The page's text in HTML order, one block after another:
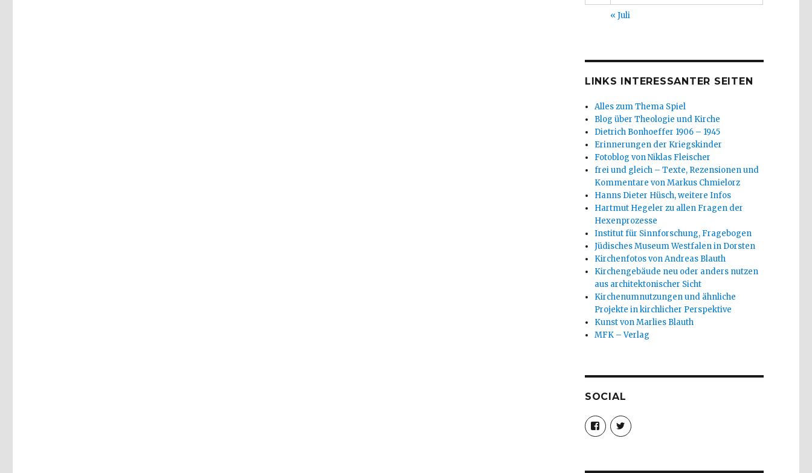
« Juli
LINKS INTERESSANTER SEITEN
Alles zum Thema Spiel
Blog über Theologie und Kirche
Dietrich Bonhoeffer 1906 – 1945
Erinnerungen der Kriegskinder
Fotoblog von Niklas Fleischer
frei und gleich – Texte, Rezensionen und
Kommentare von Markus Chmielorz
Hanns Dieter Hüsch, weitere Infos
Hartmut Hegeler zu allen Fragen der
Hexenprozesse
Institut für Sinnforschung, Fragebogen
Jüdisches Museum Westfalen in Dorsten
Kirchenfotos von Andreas Blauth
Kirchengebäude neu oder anders nutzen
aus architektonischer Sicht
Kirchenumnutzungen und ähnliche
Projekte in kirchlicher Perspektive
Kunst von Marlies Blauth
MFK – Verlag
SOCIAL
Profil
von
christoph.fleischer1
anzeigen
Profil
von
anzeigen